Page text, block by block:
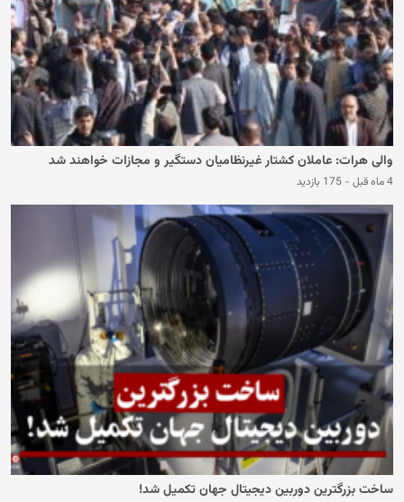
والی هرات: عاملان کشتار غیرنظامیان دستگیر و مجازات خواهند شد
4 ماه قبل - 175 بازدید
ساخت بزرگترین دوربین دیجیتال جهان تکمیل شد!